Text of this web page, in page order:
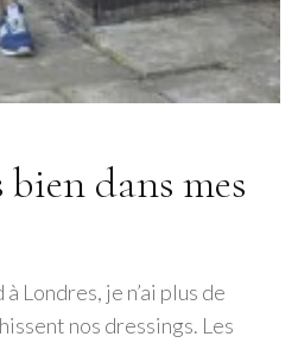
dans mes
Londres, je n’ai plus de
nos dressings. Les